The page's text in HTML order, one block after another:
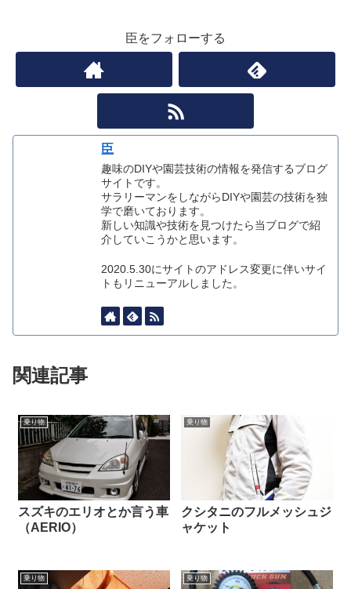
臣をフォローする
臣
趣味のDIYや園芸技術の情報を発信するブログ
サイトです。
サラリーマンをしながらDIYや園芸の技術を独
学で磨いております。
新しい知識や技術を見つけたら当ブログで紹
介していこうかと思います。
2020.5.30にサイトのアドレス変更に伴いサイ
トもリニューアルしました。
関連記事
乗り物
スズキのエリオとか言う車
（AERIO）
乗り物
クシタニのフルメッシュジ
ャケット
乗り物 乗り物